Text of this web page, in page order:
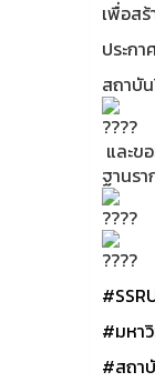
เพื่อส
ประก
สถาบั
และข
ฐานร
#มหา
#สถา